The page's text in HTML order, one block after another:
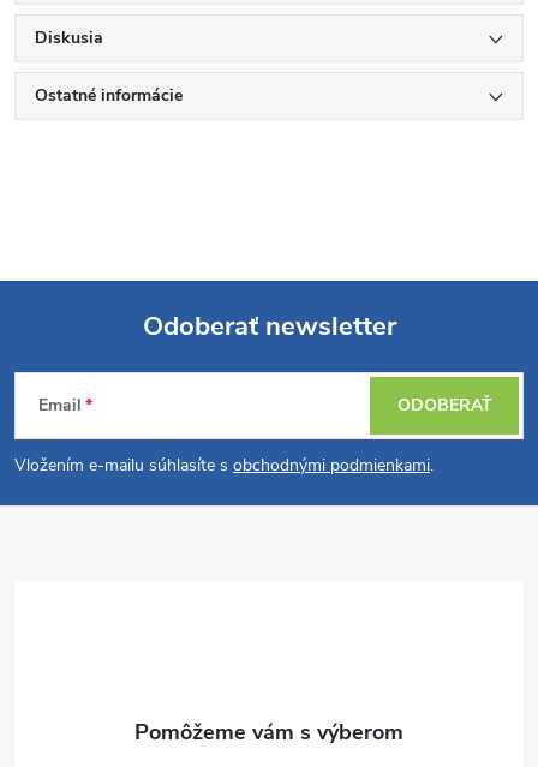
Diskusia
Ostatné informácie
Z
á
p
Odoberať newsletter
Email
Vložením e-mailu súhlasíte s obchodnými podmienkami.
ODOBERAŤ